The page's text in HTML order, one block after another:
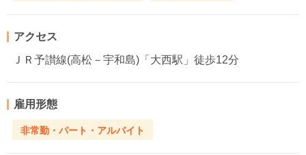
アクセス
ＪＲ予讃線(高松－宇和島)「大西駅」徒歩12分
雇用形態
非常勤・パート・アルバイト